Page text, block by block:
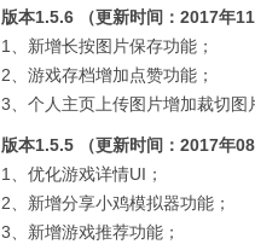
版本1.5.6 （更新时间：2017年11
1、新增长按图片保存功能；
2、游戏存档增加点赞功能；
3、个人主页上传图片增加裁切图
版本1.5.5 （更新时间：2017年08
1、优化游戏详情UI；
2、新增分享小鸡模拟器功能；
3、新增游戏推荐功能；